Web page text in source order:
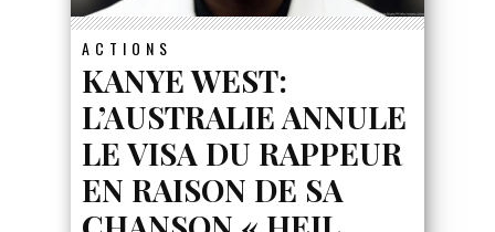
ACTIONS
KANYE WEST:
L’AUSTRALIE ANNULE
LE VISA DU RAPPEUR
EN RAISON DE SA